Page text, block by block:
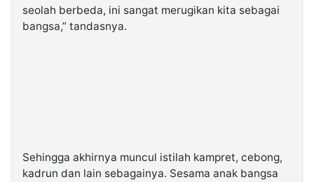
seolah berbeda, ini sangat merugikan kita sebagai
bangsa,” tandasnya.
Sehingga akhirnya muncul istilah kampret, cebong,
kadrun dan lain sebagainya. Sesama anak bangsa